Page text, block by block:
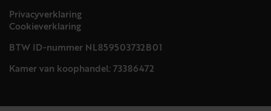
Privacyverklaring
Cookieverklaring
BTW ID-nummer NL859503732B01
Kamer van koophandel: 73386472